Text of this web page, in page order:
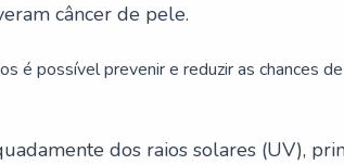
câncer de pele.
é possível prevenir e reduzir as chances
dos raios solares (UV),